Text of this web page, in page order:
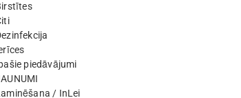
piedāvājumi
/ InLei